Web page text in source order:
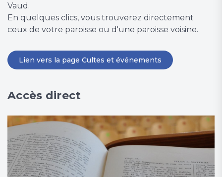
Vaud.
En quelques clics, vous trouverez directement
ceux de votre paroisse ou d'une paroisse voisine.
Lien vers la page Cultes et événements
Accès direct